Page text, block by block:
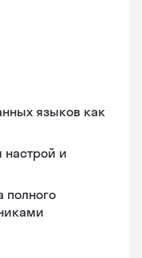
языков как
и
полного